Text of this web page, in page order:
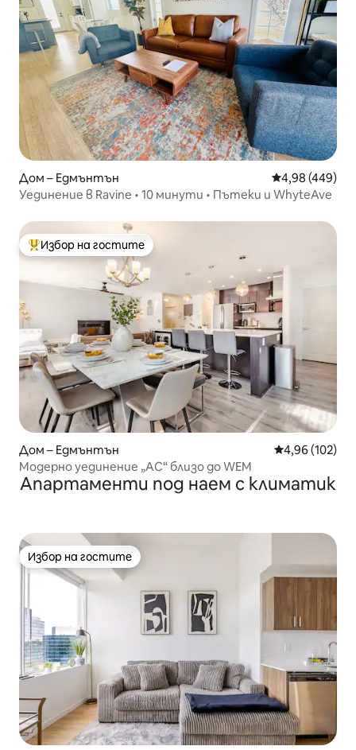
Дом – Едмънтън Средна
4,98 (449)
Уединение в Ravine • 10 минути • Пътеки и WhyteAve
Най-популярен избор на гостите
Избор на гостите
Дом – Едмънтън Средна
4,96 (102)
Модерно уединение „AC“ близо до WEM
Апартаменти под наем с климатик
Избор на гостите
Избор на гостите